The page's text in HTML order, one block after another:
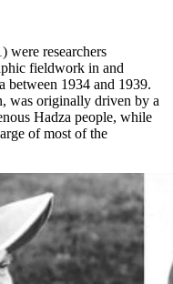
researchers
fieldwork in and
between 1934 and 1939.
was originally driven by a
Hadza people, while
of most of the